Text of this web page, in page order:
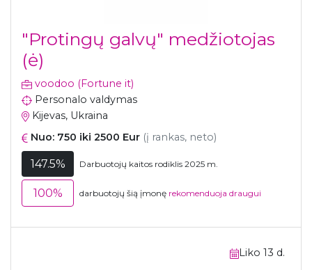
"Protingų galvų" medžiotojas
(ė)
voodoo (Fortune it)
Personalo valdymas
Kijevas, Ukraina
Nuo: 750 iki 2500 Eur (į rankas, neto)
147.5% Darbuotojų kaitos rodiklis 2025 m.
100% darbuotojų šią įmonę rekomenduoja draugui
Liko 13 d.